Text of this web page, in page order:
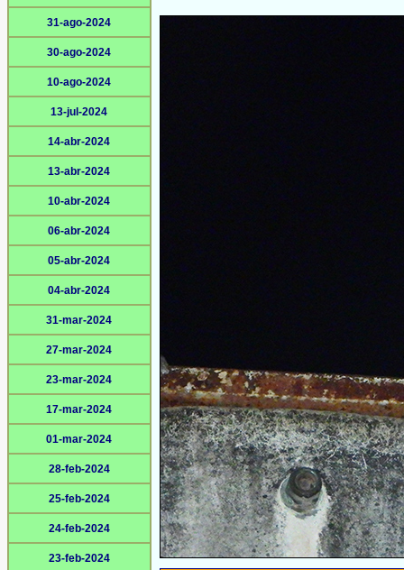
31-ago-2024
30-ago-2024
10-ago-2024
13-jul-2024
14-abr-2024
13-abr-2024
10-abr-2024
06-abr-2024
05-abr-2024
04-abr-2024
31-mar-2024
27-mar-2024
23-mar-2024
17-mar-2024
01-mar-2024
28-feb-2024
25-feb-2024
24-feb-2024
23-feb-2024